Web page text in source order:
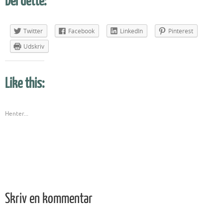
Twitter Facebook LinkedIn
Pinterest
Udskriv
Like this:
Henter...
Skriv en kommentar